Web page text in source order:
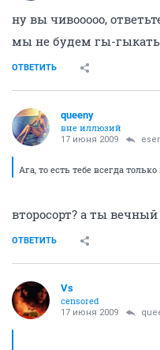
ну вы чивооооо,
мы не будем гы-гыкать
ОТВЕТИТЬ
queeny
вне иллюзий
17 июня 2009
Ага, то есть тебе всегда
второсорт? а ты вечный
ОТВЕТИТЬ
Vs
censored
17 июня 2009